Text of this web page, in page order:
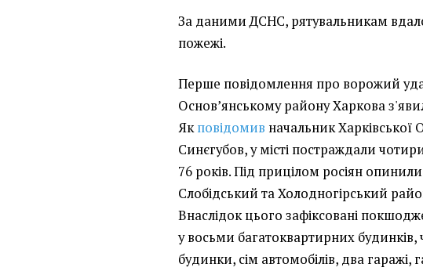
За даними ДСНС, рятувальникам
пожежі.
Перше повідомлення про ворожий
Основ’янському району Харкова
Якповідомив начальник Харківської
Синєгубов, у місті постраждали
76 років. Під прицілом росіян
Слобідський та Холодногірський
Внаслідок цього зафіксовані
у восьми багатоквартирних будинків,
будинки, сім автомобілів, два гаражі,